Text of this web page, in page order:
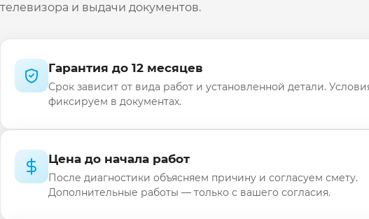
телевизора и выдачи документов.
Гарантия до 12 месяцев
Срок зависит от вида работ и установленной детали.
фиксируем в документах.
Цена до начала работ
После диагностики объясняем причину и согласуем смету.
Дополнительные работы — только с вашего согласия.